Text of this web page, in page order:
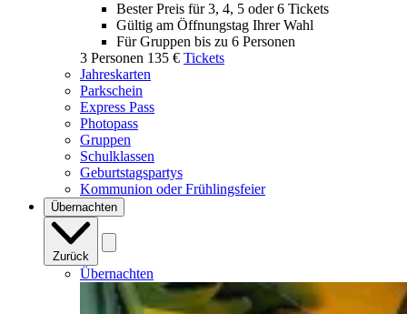
Bester Preis für 3, 4, 5 oder 6 Tickets
Gültig am Öffnungstag Ihrer Wahl
Für Gruppen bis zu 6 Personen
3 Personen 135 € Tickets
Jahreskarten
Parkschein
Express Pass
Photopass
Gruppen
Schulklassen
Geburtstagspartys
Kommunion oder Frühlingsfeier
Übernachten
Zurück
Übernachten